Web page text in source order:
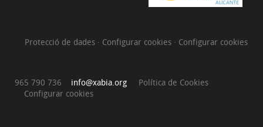
Protecció de dades · Configurar cookies · Configurar cookies
965 790 736 info@xabia.org
Política de Cookies
Configurar cookies